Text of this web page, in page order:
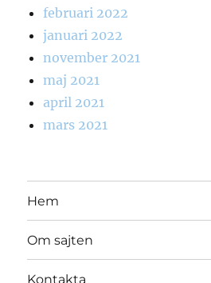
februari 2022
januari 2022
november 2021
maj 2021
april 2021
mars 2021
Hem
Om sajten
Kontakta